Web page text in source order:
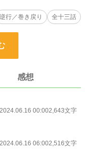
逆行／巻き戻り 全十三話
感想
2024.06.16 00:002,643文字
2024.06.16 06:002,516文字